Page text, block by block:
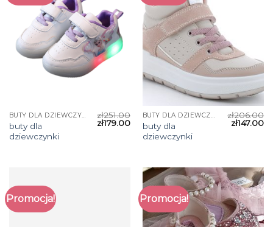
BUTY DLA DZIEWCZYNKI
buty dla
dziewczynki
zł251.00
zł179.00
BUTY DLA DZIEWCZYNKI
buty dla
dziewczynki
zł206.00
zł147.00
Promocja! Promocja!